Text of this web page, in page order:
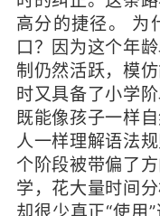
高分的捷径。 为
口？因为这个年
制仍然活跃，模
时又具备了小学
既能像孩子一样
人一样理解语法
个阶段被带偏了
学，花大量时间
却很少真正“使用